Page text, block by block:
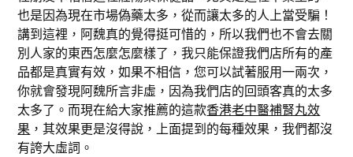
也是因為現在市場偽藥太多，從而讓太多的人上當受騙！
講到這裡，阿魏真的覺得挺可惜的，所以我們也不會去關
別人家的東西怎麼怎麼樣了，我只能保證我們店所有的產
品都是真實有效，如果不相信，您可以試著服用一兩次，
你就會發現阿魏所言非虛，因為我們店的回頭客真的太多
太多了。而現在給大家推薦的這款香港老中醫補腎丸效
果 ，其效果更是沒得說，上面提到的每種效果，我們都沒
有誇大虛詞。